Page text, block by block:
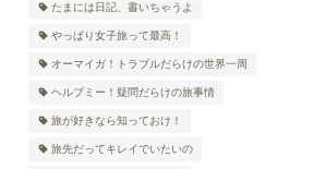
たまには日記、書いちゃうよ
やっぱり女子旅って最高！
オーマイガ！トラブルだらけの世界一周
ヘルプミー！疑問だらけの旅事情
旅が好きなら知っておけ！
旅先だってキレイでいたいの